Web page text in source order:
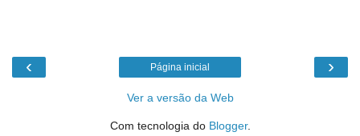
‹ ›
Página inicial
Ver a versão da Web
Com tecnologia do Blogger.